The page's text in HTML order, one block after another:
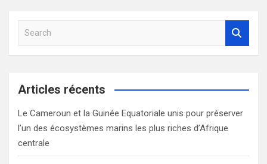
a
c
Articles récents
Le Cameroun et la Guinée Equatoriale unis pour préserver
l’un des écosystèmes marins les plus riches d’Afrique
centrale